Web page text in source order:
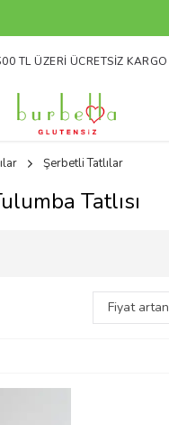
TL ÜZERI ÜCRETSIZ KARGO
Şerbetli Tatlılar
Tatlısı
Fiyat artan